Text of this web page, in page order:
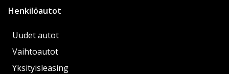
Henkilöautot
Uudet autot
Vaihtoautot
Yksityisleasing